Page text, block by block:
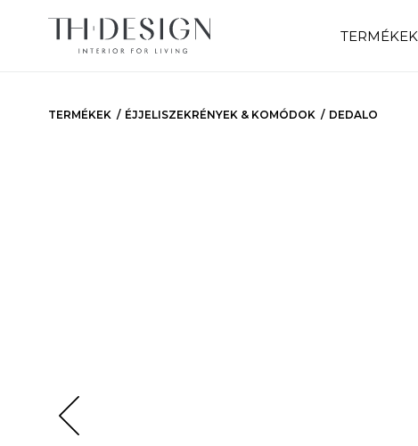
TERMÉKEK
TERMÉKEK ÉJJELISZEKRÉNYEK & KOMÓDOK DEDALO